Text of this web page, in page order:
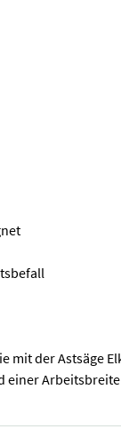
der Astsäge
an